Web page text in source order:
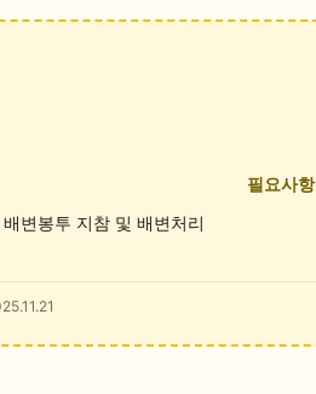
필요사항
변봉투 지참 및 배변처리